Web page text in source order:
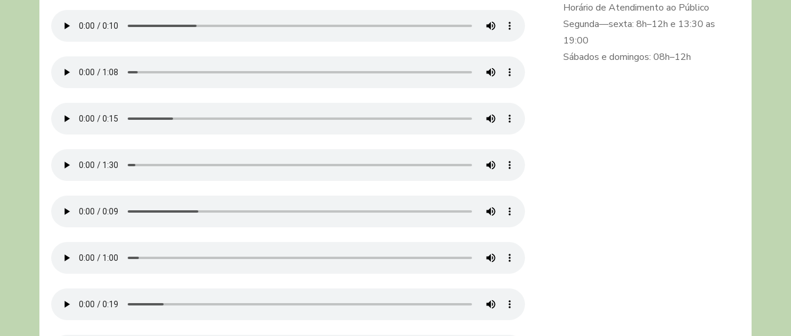
Horário de Atendimento ao Público
Segunda—sexta: 8h–12h e 13:30 as
19:00
Sábados e domingos: 08h–12h